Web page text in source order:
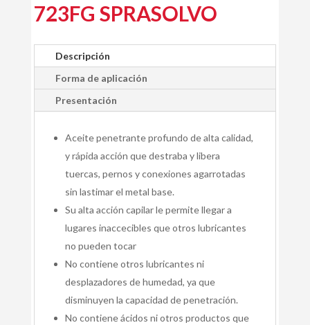
723FG SPRASOLVO
Descripción
Forma de aplicación
Presentación
Aceite penetrante profundo de alta calidad,
y rápida acción que destraba y libera
tuercas, pernos y conexiones agarrotadas
sin lastimar el metal base.
Su alta acción capilar le permite llegar a
lugares inaccecibles que otros lubricantes
no pueden tocar
No contiene otros lubricantes ni
desplazadores de humedad, ya que
disminuyen la capacidad de penetración.
No contiene ácidos ni otros productos que